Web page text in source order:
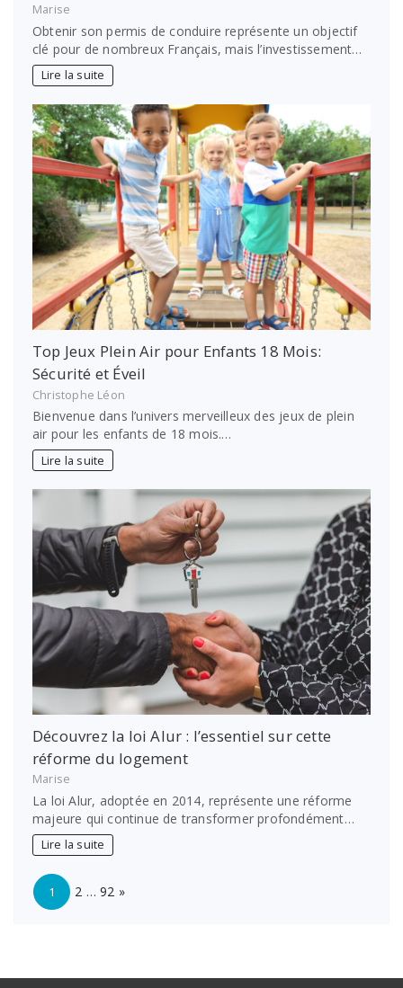
Marise
Obtenir son permis de conduire représente un objectif
clé pour de nombreux Français, mais l’investissement…
Lire la suite
Top Jeux Plein Air pour Enfants 18 Mois:
Sécurité et Éveil
Christophe Léon
Bienvenue dans l’univers merveilleux des jeux de plein
air pour les enfants de 18 mois.…
Lire la suite
Découvrez la loi Alur : l’essentiel sur cette
réforme du logement
Marise
La loi Alur, adoptée en 2014, représente une réforme
majeure qui continue de transformer profondément…
Lire la suite
Page:
1 2 … 92 »